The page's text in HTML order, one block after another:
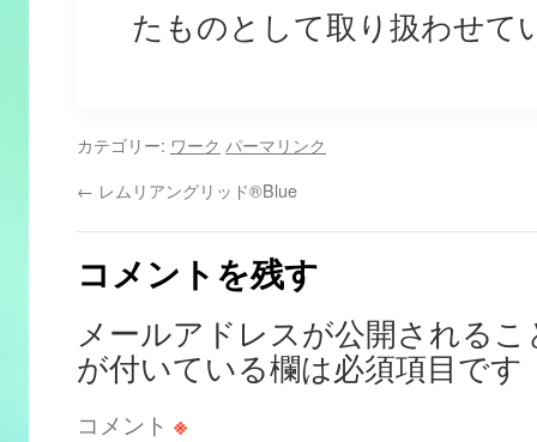
たものとして取り扱わせて
カテゴリー: ワーク パーマリンク
← レムリアングリッド®Blue
コメントを残す
メールアドレスが公開される
が付いている欄は必須項目です
コメント ※